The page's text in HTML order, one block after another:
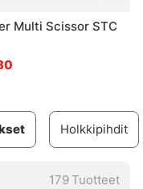
Multi Scissor STC
Holkkipihdit
179 Tuotteet